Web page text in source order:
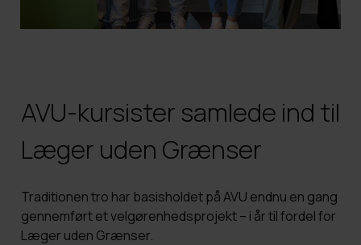
AVU-kursister samlede ind til
Læger uden Grænser
Traditionen tro har basisholdet på AVU endnu en gang
gennemført et velgørenhedsprojekt – i år til fordel for
Læger uden Grænser.
Merit
Studievalg København
HF PLUS
FVU dansk til SOSU og Sundhed
It-regler og adfærd
Find lokalet
Elevråd
Dimission
Organisationsdiagram
Årsrapporter
Ledige stillinger